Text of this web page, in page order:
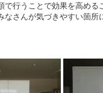
で行うことで効果を高める
なさんが気づきやすい箇所